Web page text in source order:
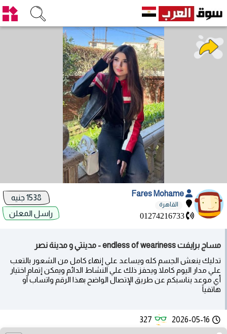
القاهرة
01274216733
راسل المعلن
مساج برايفت endless of weariness - مدينتي و مدينة نصر
تدليك ينعش الجسم كله ويساعد علي إنهاء كامل من الشعور بالتعب
علي مدار اليوم كاملا ويحفز ذلك علي النشاط الدائم ويمكن إتمام اختيار
أي موعد يناسبكم عن طريق الإتصال الواضح بهذا الرقم واتساب آو
هاتفياً
2026-05-16
327